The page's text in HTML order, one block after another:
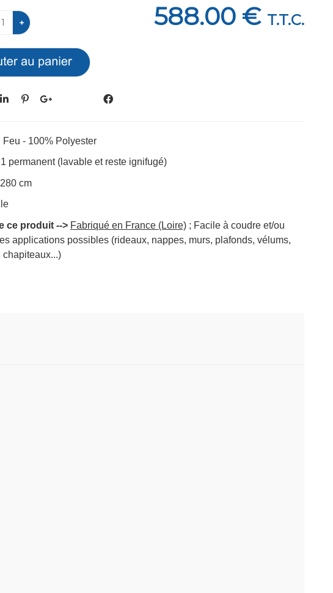
588.00 € T.T.C.
- 100% Polyester
permanent (lavable et reste ignifugé)
cm
ce produit --> Fabriqué en France (Loire) ; Facile à coudre et/ou
applications possibles (rideaux, nappes, murs, plafonds, vélums,
chapiteaux...)